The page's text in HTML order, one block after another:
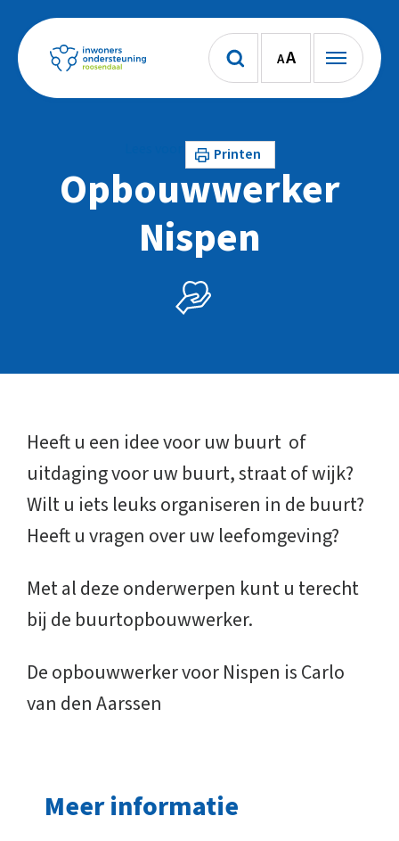
AA
Printen
Opbouwwerker
Nispen
Heeft u een idee voor uw buurt of
uitdaging voor uw buurt, straat of wijk?
Wilt u iets leuks organiseren in de buurt?
Heeft u vragen over uw leefomgeving?
Met al deze onderwerpen kunt u terecht
bij de buurtopbouwwerker.
De opbouwwerker voor Nispen is Carlo
van den Aarssen
Meer informatie